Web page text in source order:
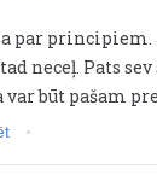
par principiem.
neceļ. Pats
būt pašam